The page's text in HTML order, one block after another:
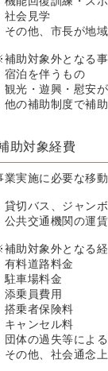
社会見学
その他、市長が地
助対象外となる
宿泊を伴うもの
観光・遊興・慰安
他の補助制度で補
助対象経費
業実施に必要な移
貸切バス、ジャン
公共交通機関の運賃
助対象外となる
有料道路料金
駐車場料金
添乗員費用
搭乗者保険料
キャンセル料
団体の過失等によ
その他、社会通念